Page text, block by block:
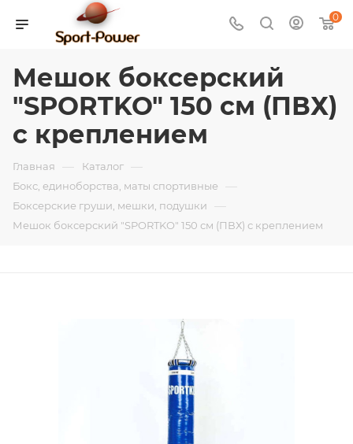
0
Мешок боксерский
"SPORTKO" 150 см (ПВХ)
с креплением
Главная — Каталог —
Бокс, единоборства, маты спортивные —
Боксерские груши, мешки, подушки —
Мешок боксерский "SPORTKO" 150 см (ПВХ) с креплением